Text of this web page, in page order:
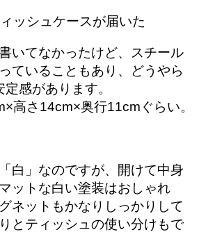
いてなかったけど、スチール
ていることもあり、どうやら
感があります。
高さ14cm×奥行11cmぐらい。
白」なのですが、開けて中身
ットな白い塗装はおしゃれ
ネットもかなりしっかりして
とティッシュの使い分けもで